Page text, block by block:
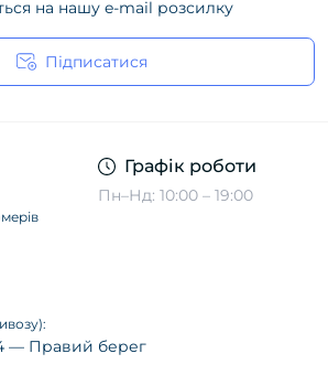
на нашу e-mail розсилку
Підписатися
Графік роботи
Пн–Нд: 10:00 – 19:00
— Правий берег